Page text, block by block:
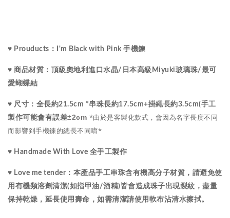
♥ Prouducts：I'm Black with Pink 手機鍊
♥ 商品材質： 頂級奧地利進口 水晶/ 日本高級Miyuki玻璃珠/最可
愛蝴蝶結
♥ 尺寸： 全長約21.5cm *串珠長約17.5cm+掛繩長約3.5cm(手工
製作可能會有誤差±2cm *由於是客製化款式，會因為名字長度不同
而影響到手機鍊的總長不同唷*
♥ Handmade With Love 全手工製作
♥ Love me tender： 本產品手工串珠含有機高分子材質，請避免使
用有機類溶劑清潔(如指甲油/酒精)皆會造成珠子出現裂紋，盡量
保持乾燥，延長使用壽命，如需清潔請使用軟布沾清水擦拭。